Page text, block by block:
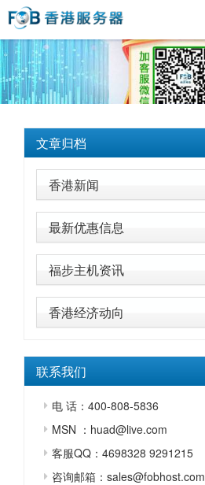
文章归档
香港新闻
最新优惠信息
福步主机资讯
香港经济动向
联系我们
电 话：400-808-5836
MSN ：huad@live.com
客服QQ：4698328 9291215
咨询邮箱：sales@fobhost.com